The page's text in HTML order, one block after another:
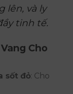
lên, và ly
tinh tế.
Cho
sốt đỏ: Cho